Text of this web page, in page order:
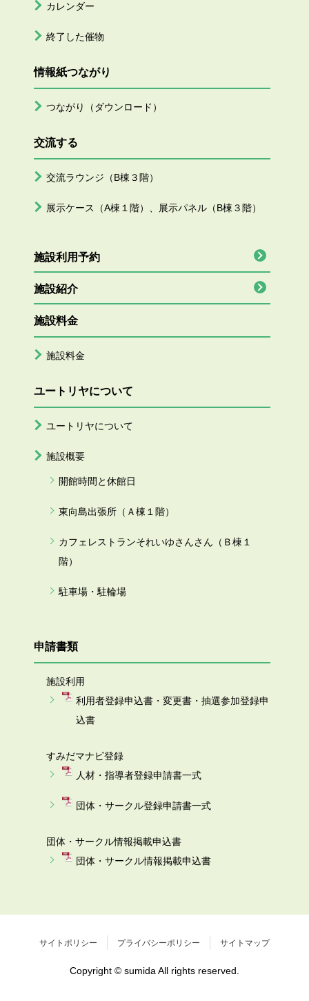
カレンダー
終了した催物
情報紙つながり
つながり（ダウンロード）
交流する
交流ラウンジ（B棟３階）
展示ケース（A棟１階）、展示パネル（B棟３階）
施設利用予約
施設紹介
施設料金
施設料金
ユートリヤについて
ユートリヤについて
施設概要
開館時間と休館日
東向島出張所（Ａ棟１階）
カフェレストランそれいゆさんさん（Ｂ棟１
階）
駐車場・駐輪場
申請書類
施設利用
利用者登録申込書・変更書・抽選参加登録申
込書
すみだマナビ登録
人材・指導者登録申請書一式
団体・サークル登録申請書一式
団体・サークル情報掲載申込書
団体・サークル情報掲載申込書
サイトポリシー プライバシーポリシー サイトマップ
Copyright © sumida All rights reserved.